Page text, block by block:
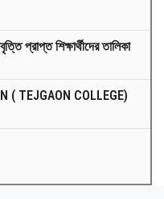
প্রাপ্ত শিক্ষার্থীদের তালিকা
( TEJGAON COLLEGE)